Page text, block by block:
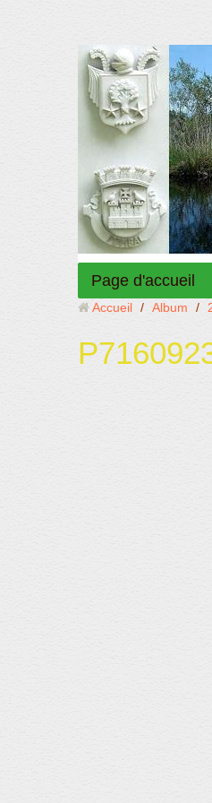
Page d'accueil
Accueil / Album /